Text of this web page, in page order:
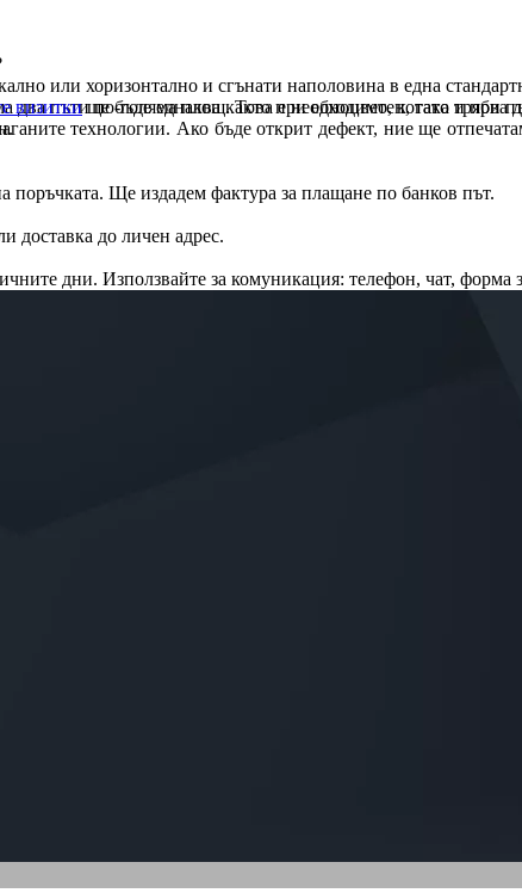
или хоризонтално и сгънати наполовина в една
пъти по-голяма площ. Това е необходимо, когато трябва
визиткище бъде еднаква както при едноцветен, така и при
технологии. Ако бъде от­крит дефект, ние ще
Ще издадем фактура за плащане по банков път.
доставка до личен адрес.
дни. Използвайте за ко­му­ни­кация: телефон, чат, форма